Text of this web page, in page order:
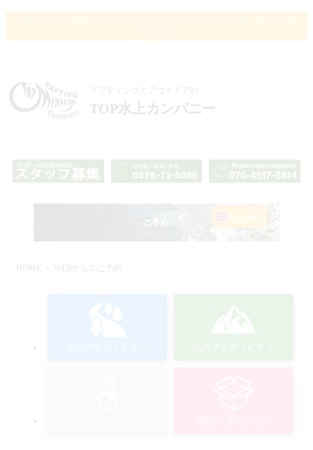
アウトドアのご予約ページ/ラフティングとアウトドア アクティビティーの
ラフティングとアウトドアの
TOP水上カンパニー
English
HOME ＞ WEBからのご予約